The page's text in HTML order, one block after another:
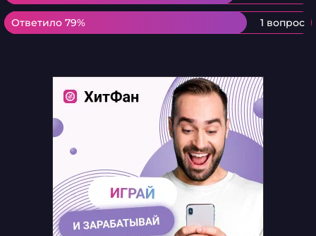
Ответило 79% 1 вопрос
Ответило 79%